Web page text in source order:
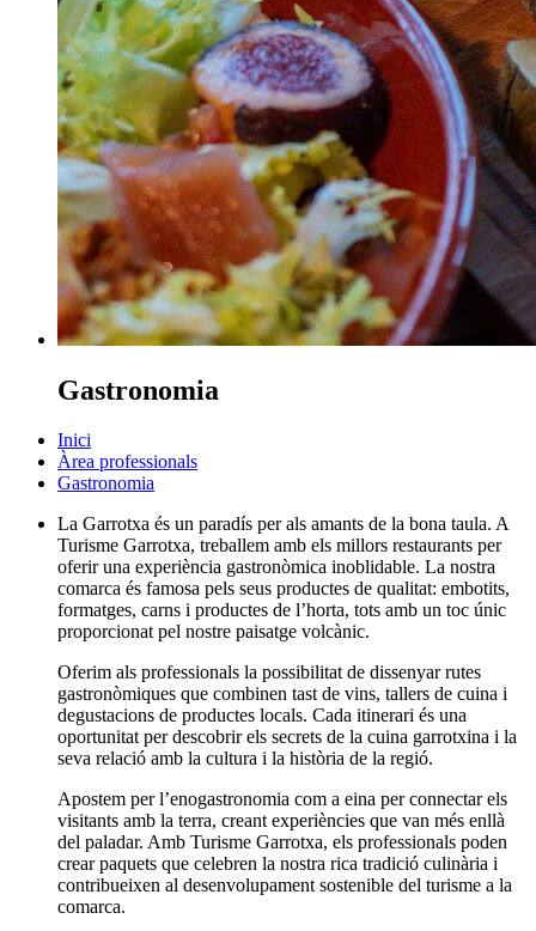
Gastronomia
Inici
Àrea professionals
Gastronomia
La Garrotxa és un paradís per als amants de la bona taula. A
Turisme Garrotxa, treballem amb els millors restaurants per
oferir una experiència gastronòmica inoblidable. La nostra
comarca és famosa pels seus productes de qualitat: embotits,
formatges, carns i productes de l’horta, tots amb un toc únic
proporcionat pel nostre paisatge volcànic.
Oferim als professionals la possibilitat de dissenyar rutes
gastronòmiques que combinen tast de vins, tallers de cuina i
degustacions de productes locals. Cada itinerari és una
oportunitat per descobrir els secrets de la cuina garrotxina i la
seva relació amb la cultura i la història de la regió.
Apostem per l’enogastronomia com a eina per connectar els
visitants amb la terra, creant experiències que van més enllà
del paladar. Amb Turisme Garrotxa, els professionals poden
crear paquets que celebren la nostra rica tradició culinària i
contribueixen al desenvolupament sostenible del turisme a la
comarca.